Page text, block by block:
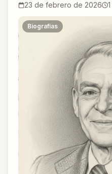
23 de febrero de 2026 1
Biografias